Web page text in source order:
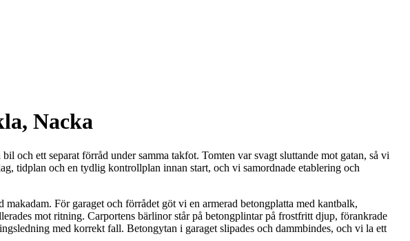
Nacka
och ett separat förråd under samma takfot. Tomten var svagt sluttande mot gatan, så vi
tidplan och en tydlig kontrollplan innan start, och vi samordnade etablering och
För garaget och förrådet göt vi en armerad betongplatta med kantbalk,
mot ritning. Carportens bärlinor står på betongplintar på frostfritt djup, förankrade
med korrekt fall. Betongytan i garaget slipades och dammbindes, och vi la ett